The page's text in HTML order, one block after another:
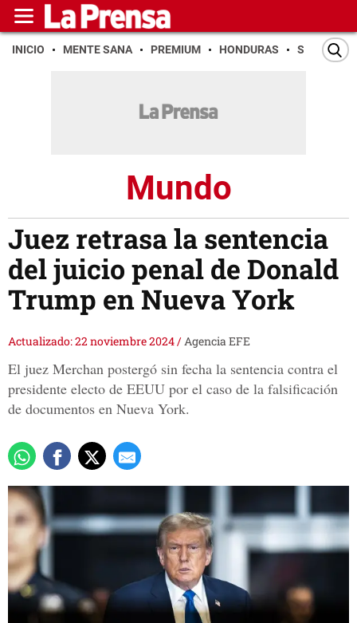
INICIO MENTE SANA PREMIUM HONDURAS SAN PEDRO
Mundo
Juez retrasa la sentencia
del juicio penal de Donald
Trump en Nueva York
Actualizado: 22 noviembre 2024/Agencia EFE
El juez Merchan postergó sin fecha la sentencia contra el
presidente electo de EEUU por el caso de la falsificación
de documentos en Nueva York.